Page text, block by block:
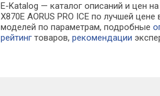
E-Katalog — каталог описаний и цен
X870E AORUS PRO ICE по лучшей
моделей по параметрам, подробные
рейтинг товаров,рекомендации